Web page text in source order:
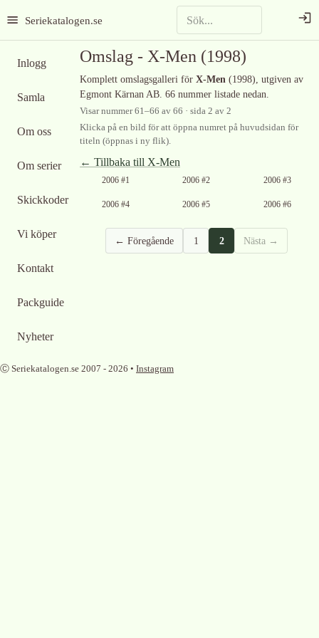
Seriekatalogen.se
Inlogg
Samla
Om oss
Om serier
Skickkoder
Vi köper
Kontakt
Packguide
Nyheter
Omslag - X-Men (1998)
Komplett omslagsgalleri för X-Men (1998), utgiven av
Egmont Kärnan AB. 66 nummer listade nedan.
Visar nummer61–66 av 66 · sida 2 av 2
Klicka på en bild för att öppna numret på huvudsidan för
titeln (öppnas i ny flik).
← Tillbaka till X-Men
2006 #1 2006 #2 2006 #3
2006 #4 2006 #5 2006 #6
← Föregående 1 2 Nästa →
Ⓒ Seriekatalogen.se 2007 - 2026 • Instagram